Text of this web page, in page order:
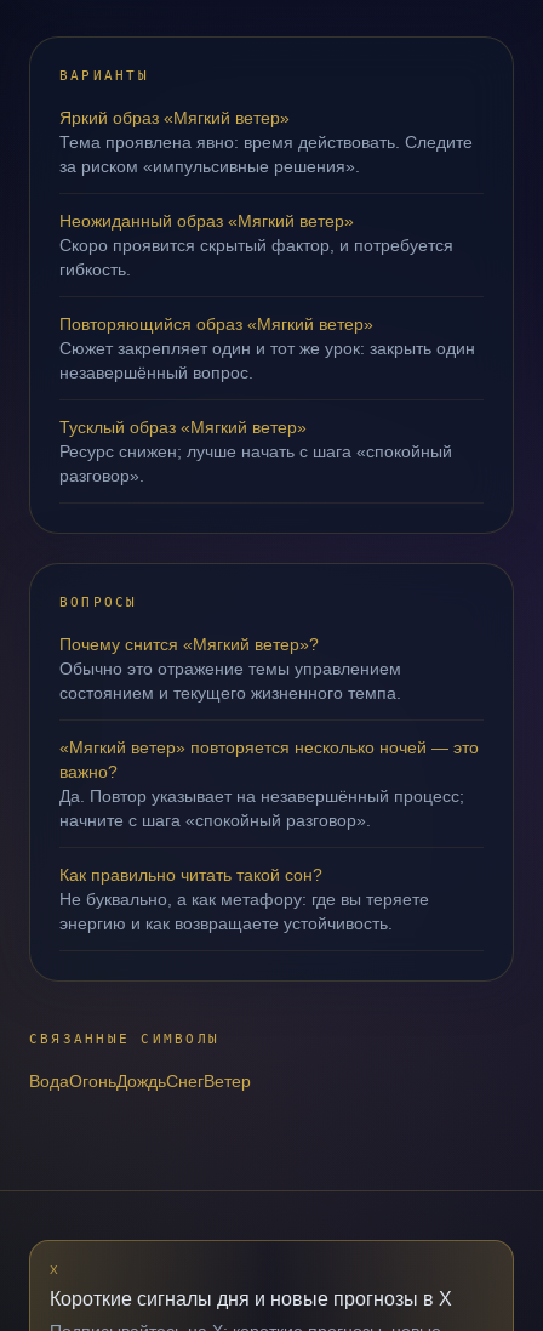
ВАРИАНТЫ
Яркий образ «Мягкий ветер»
Тема проявлена явно: время действовать. Следите
за риском «импульсивные решения».
Неожиданный образ «Мягкий ветер»
Скоро проявится скрытый фактор, и потребуется
гибкость.
Повторяющийся образ «Мягкий ветер»
Сюжет закрепляет один и тот же урок: закрыть один
незавершённый вопрос.
Тусклый образ «Мягкий ветер»
Ресурс снижен; лучше начать с шага «спокойный
разговор».
ВОПРОСЫ
Почему снится «Мягкий ветер»?
Обычно это отражение темы управлением
состоянием и текущего жизненного темпа.
«Мягкий ветер» повторяется несколько ночей — это
важно?
Да. Повтор указывает на незавершённый процесс;
начните с шага «спокойный разговор».
Как правильно читать такой сон?
Не буквально, а как метафору: где вы теряете
энергию и как возвращаете устойчивость.
СВЯЗАННЫЕ СИМВОЛЫ
ВодаОгоньДождьСнегВетер
X
Короткие сигналы дня и новые прогнозы в X